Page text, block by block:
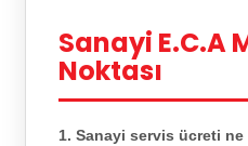
Sanayi E.C.A
Noktası
1. Sanayi servis ücreti ne